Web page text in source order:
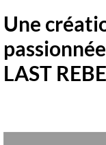
Une
LAST